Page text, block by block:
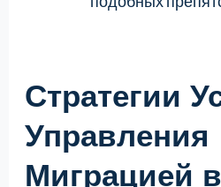
Стратегии
Управления
Миграцией